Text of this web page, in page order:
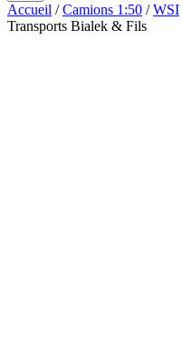
Accueil /Camions 1:50 /WSI
Transports Bialek & Fils